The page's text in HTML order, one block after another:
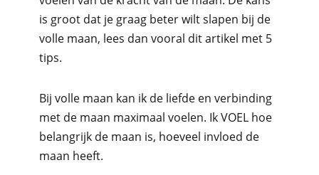
is groot dat je graag beter wilt slapen bij de
volle maan, lees dan vooral dit artikel met 5
tips.
Bij volle maan kan ik de liefde en verbinding
met de maan maximaal voelen. Ik VOEL hoe
belangrijk de maan is, hoeveel invloed de
maan heeft.